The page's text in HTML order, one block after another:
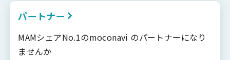
パートナー
MAMシェアNo.1のmoconavi のパートナーになり
ませんか